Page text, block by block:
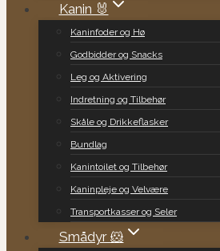
Kanin 🐰
Kaninfoder og Hø
Godbidder og Snacks
Leg og Aktivering
Indretning og Tilbehør
Skåle og Drikkeflasker
Bundlag
Kanintoilet og Tilbehør
Kaninpleje og Velvære
Transportkasser og Seler
Smådyr 🐹